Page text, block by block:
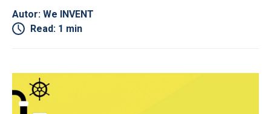
Autor: We INVENT
Read: 1 min